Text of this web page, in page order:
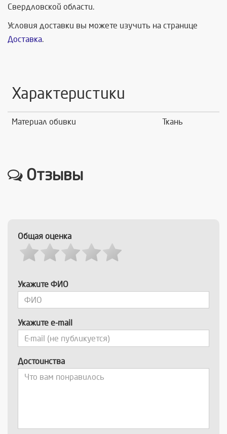
Свердловской области.
Условия доставки вы можете изучить на странице
Доставка.
Характеристики
Материал обивки Ткань
Отзывы
Общая оценка
Укажите ФИО
Укажите e-mail
Достоинства